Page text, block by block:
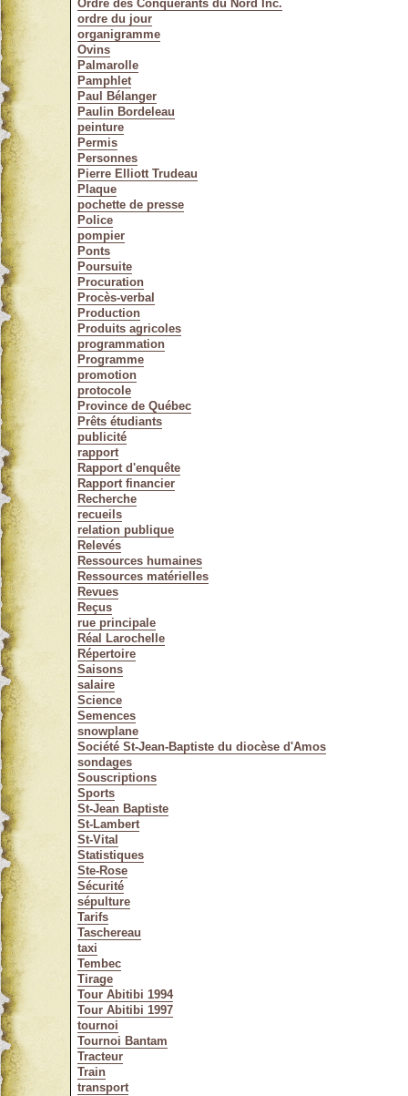
Ordre des Conquérants du Nord Inc.
ordre du jour
organigramme
Ovins
Palmarolle
Pamphlet
Paul Bélanger
Paulin Bordeleau
peinture
Permis
Personnes
Pierre Elliott Trudeau
Plaque
pochette de presse
Police
pompier
Ponts
Poursuite
Procuration
Procès-verbal
Production
Produits agricoles
programmation
Programme
promotion
protocole
Province de Québec
Prêts étudiants
publicité
rapport
Rapport d'enquête
Rapport financier
Recherche
recueils
relation publique
Relevés
Ressources humaines
Ressources matérielles
Revues
Reçus
rue principale
Réal Larochelle
Répertoire
Saisons
salaire
Science
Semences
snowplane
Société St-Jean-Baptiste du diocèse d'Amos
sondages
Souscriptions
Sports
St-Jean Baptiste
St-Lambert
St-Vital
Statistiques
Ste-Rose
Sécurité
sépulture
Tarifs
Taschereau
taxi
Tembec
Tirage
Tour Abitibi 1994
Tour Abitibi 1997
tournoi
Tournoi Bantam
Tracteur
Train
transport